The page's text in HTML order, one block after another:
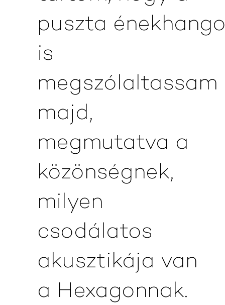
puszta
is
megszólaltassam
majd,
megmutatva a
közönségnek,
milyen
csodálatos
akusztikája van
a Hexagonnak.